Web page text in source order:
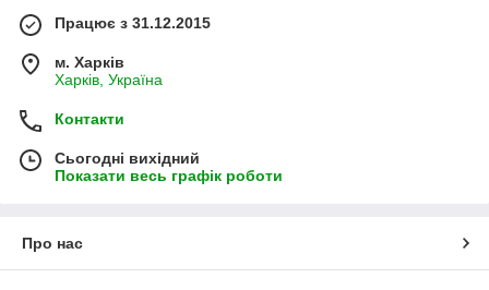
Працює з 31.12.2015
м. Харків
Харків, Україна
Контакти
Сьогодні вихідний
Показати весь графік роботи
Про нас